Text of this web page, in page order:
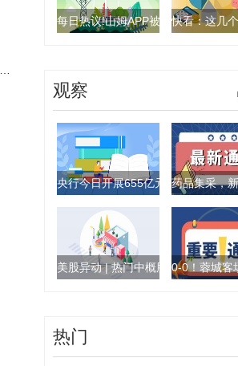
每日热议!山姆APP被差评刷屏？回
快看：这几
观察
央行今日开展655亿元7天期逆回购
药品集采，
美股异动 | 热门中概股普跌 富途控
0-0！蓉城客
热门